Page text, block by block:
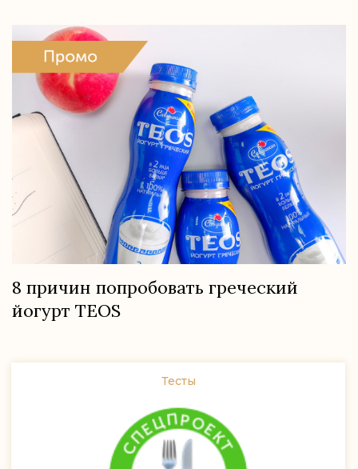
8 причин попробовать греческий
йогурт TEOS
Тесты